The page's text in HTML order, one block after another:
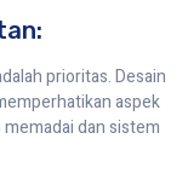
prioritas. Desain
aspek
dan sistem